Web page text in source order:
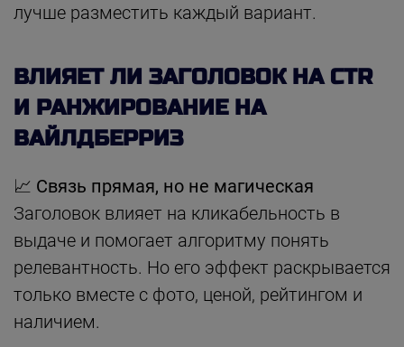
лучше разместить каждый вариант.
ВЛИЯЕТ ЛИ ЗАГОЛОВОК НА CTR
И РАНЖИРОВАНИЕ НА
ВАЙЛДБЕРРИЗ
📈 Связь прямая, но не магическая
Заголовок влияет на кликабельность в
выдаче и помогает алгоритму понять
релевантность. Но его эффект раскрывается
только вместе с фото, ценой, рейтингом и
наличием.